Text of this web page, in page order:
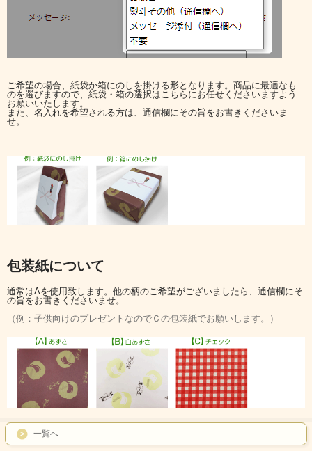
ご希望の場合、紙袋か箱にのしを掛ける形となります。商品に最適なも
のを選びますので、紙袋・箱の選択はこちらにお任せくださいますよう
お願いいたします。
また、名入れを希望される方は、通信欄にその旨をお書きくださいま
せ。
包装紙について
通常はAを使用致します。他の柄のご希望がございましたら、通信欄にそ
の旨をお書きくださいませ。
（例：子供向けのプレゼントなのでＣの包装紙でお願いします。）
一覧へ